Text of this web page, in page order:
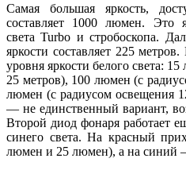
Самая большая яркость,
составляет 1000 люмен. Это
света Turbo и стробоскопа.
яркости составляет 225
уровня яркости белого света:
25 метров), 100 люмен (с
люмен (с радиусом освещения
— не единственный вариант,
Второй диод фонаря работает
синего света. На красный
люмен и 25 люмен), а на синий